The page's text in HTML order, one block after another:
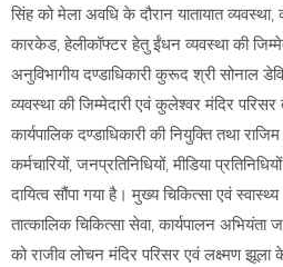
सिंह को मेला अवधि के दौरान यातायात व्यवस्था,
कारकेड, हेलीकॉफ्टर हेतु ईंधन व्यवस्था की
अनुविभागीय दण्डाधिकारी कुरूद श्री सोनाल
व्यवस्था की जिम्मेदारी एवं कुलेश्वर मंदिर
कार्यपालिक दण्डाधिकारी की नियुक्ति तथा
कर्मचारियों, जनप्रतिनिधियों, मीडिया
दायित्व सौंपा गया है। मुख्य चिकित्सा एवं
तात्कालिक चिकित्सा सेवा, कार्यपालन
को राजीव लोचन मंदिर परिसर एवं लक्ष्मण झूला